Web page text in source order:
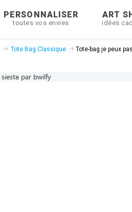
PERSONNALISER
toutes vos envies
ART
idées
Tote Bag Classique Tote-bag je peux